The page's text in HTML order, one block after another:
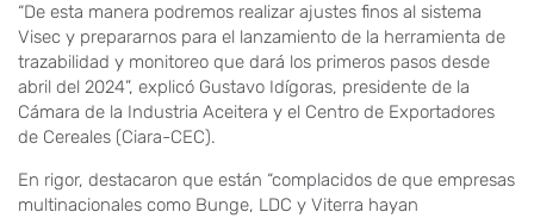
“De esta manera podremos realizar ajustes finos al sistema
Visec y prepararnos para el lanzamiento de la herramienta de
trazabilidad y monitoreo que dará los primeros pasos desde
abril del 2024”, explicó Gustavo Idígoras, presidente de la
Cámara de la Industria Aceitera y el Centro de Exportadores
de Cereales (Ciara-CEC).
En rigor, destacaron que están “complacidos de que empresas
multinacionales como Bunge, LDC y Viterra hayan